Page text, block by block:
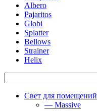
Albero
Pajaritos
Globi
Splatter
Bellows
Strainer
Helix
Свет для помещений
— Massive